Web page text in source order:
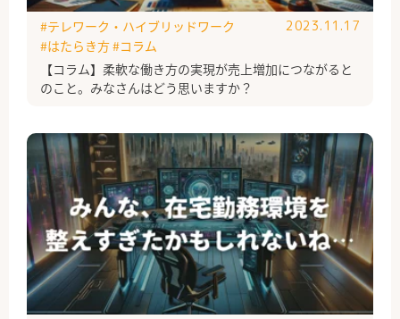
【コラム】柔軟な働き方の実現が売上増加につながると
のこと。みなさんはどう思いますか？
#テレワーク・ハイブリッドワーク
#はたらき方#コラム
2023.11.17